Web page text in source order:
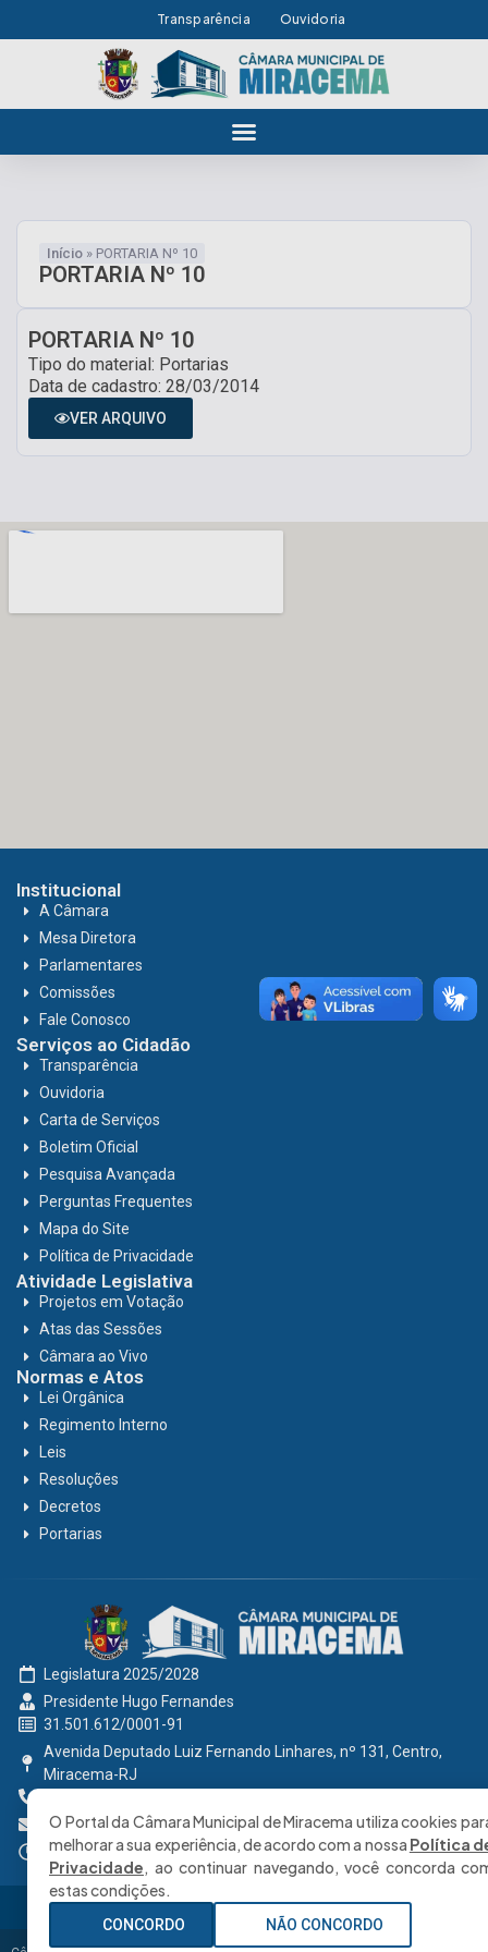
Transparência Ouvidoria
Início » PORTARIA Nº 10
PORTARIA Nº 10
PORTARIA Nº 10
Tipo do material: Portarias
Data de cadastro: 28/03/2014
VER ARQUIVO
Institucional
A Câmara
Mesa Diretora
Parlamentares
Comissões
Fale Conosco
Serviços ao Cidadão
Transparência
Ouvidoria
Carta de Serviços
Boletim Oficial
Pesquisa Avançada
Perguntas Frequentes
Mapa do Site
Política de Privacidade
Atividade Legislativa
Projetos em Votação
Atas das Sessões
Câmara ao Vivo
Normas e Atos
Lei Orgânica
Regimento Interno
Leis
Resoluções
Decretos
Portarias
Legislatura 2025/2028
Presidente Hugo Fernandes
31.501.612/0001-91
Avenida Deputado Luiz Fernando Linhares, nº 131, Centro,
Miracema-RJ
secretaria@cmmiracema.rj.gov.br
Segunda à Sexta: 08:00 às 17:00 hrs
O Portal da Câmara Municipal de Miracema utiliza cookies
melhorar a sua experiência, de acordo com a nossa Política
Privacidade, ao continuar navegando, você concorda
estas condições.
CONCORDO NÃO CONCORDO